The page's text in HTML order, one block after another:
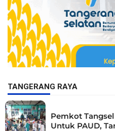
TANGERANG RAYA
Pemkot
Untuk PAUD,